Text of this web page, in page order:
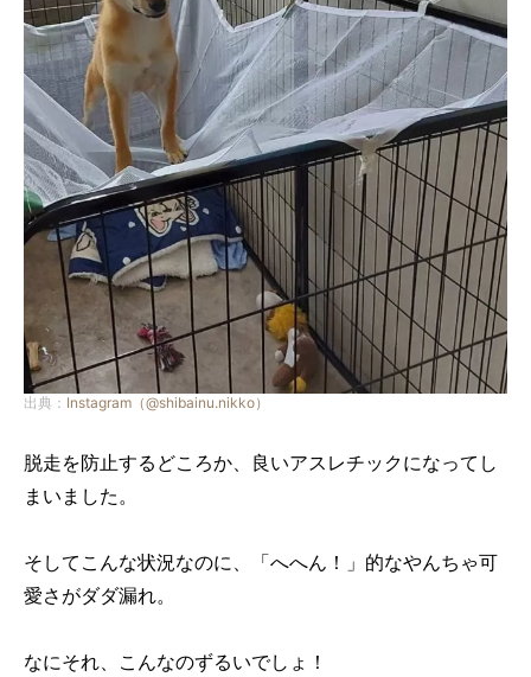
出典： Instagram（@shibainu.nikko）
脱走を防止するどころか、良いアスレチックになってし
まいました。
そしてこんな状況なのに、「へへん！」的なやんちゃ可
愛さがダダ漏れ。
なにそれ、こんなのずるいでしょ！